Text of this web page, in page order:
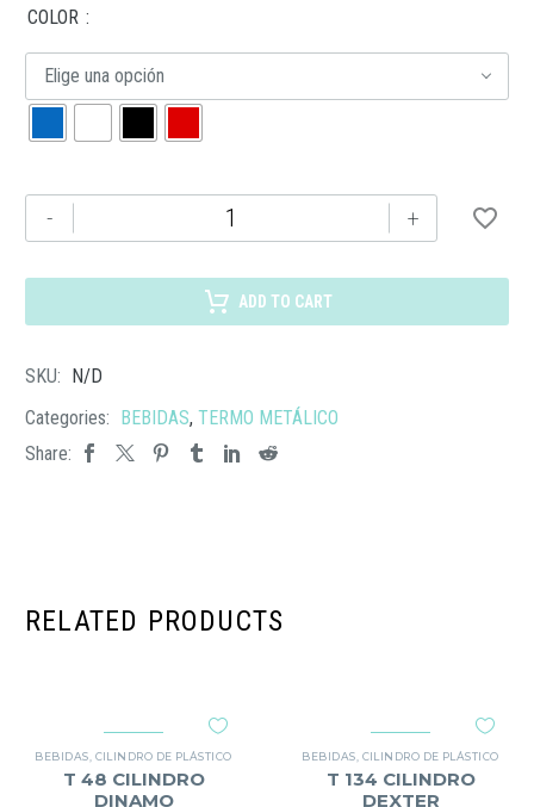
COLOR
Elige una opción
-
254
cantidad
+
ADD TO CART
SKU: N/D
Categories: BEBIDAS, TERMO METÁLICO
Share:
RELATED PRODUCTS
BEBIDAS CILINDRO DE PLÁSTICO
T 48 CILINDRO
DINAMO
BEBIDAS CILINDRO DE PLÁSTICO
T 134 CILINDRO
DEXTER